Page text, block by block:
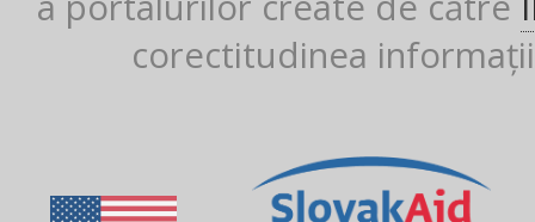
corectitudinea